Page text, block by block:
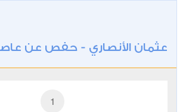
عثمان الأنصاري - حفص عن
1